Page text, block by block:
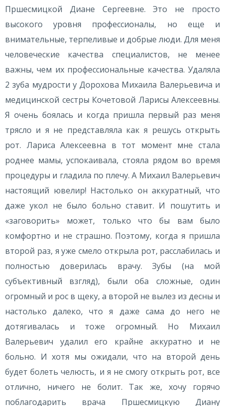
Пршесмицкой Диане Сергеевне. Это не просто
высокого уровня профессионалы, но еще и
внимательные, терпеливые и добрые люди. Для меня
человеческие качества специалистов, не менее
важны, чем их профессиональные качества. Удаляла
2 зуба мудрости у Дорохова Михаила Валерьевича и
медицинской сестры Кочетовой Ларисы Алексеевны.
Я очень боялась и когда пришла первый раз меня
трясло и я не представляла как я решусь открыть
рот. Лариса Алексеевна в тот момент мне стала
роднее мамы, успокаивала, стояла рядом во время
процедуры и гладила по плечу. А Михаил Валерьевич
настоящий ювелир! Настолько он аккуратный, что
даже укол не было больно ставит. И пошутить и
«заговорить» может, только что бы вам было
комфортно и не страшно. Поэтому, когда я пришла
второй раз, я уже смело открыла рот, расслабилась и
полностью доверилась врачу. Зубы (на мой
субъективный взгляд), были оба сложные, один
огромный и рос в щеку, а второй не вылез из десны и
настолько далеко, что я даже сама до него не
дотягивалась и тоже огромный. Но Михаил
Валерьевич удалил его крайне аккуратно и не
больно. И хотя мы ожидали, что на второй день
будет болеть челюсть, и я не смогу открыть рот, все
отлично, ничего не болит. Так же, хочу горячо
поблагодарить врача Пршесмицкую Диану